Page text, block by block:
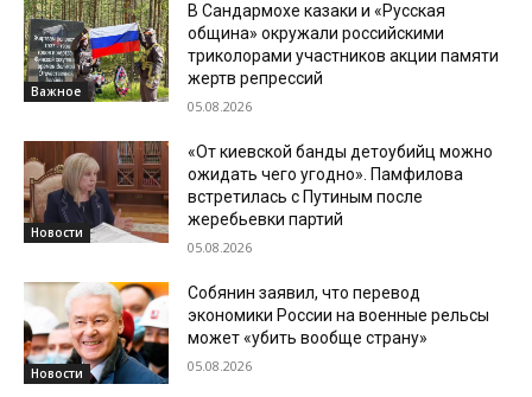
Важное
В Сандармохе казаки и «Русская
община» окружали российскими
триколорами участников акции памяти
жертв репрессий
05.08.2026
Новости
«От киевской банды детоубийц можно
ожидать чего угодно». Памфилова
встретилась с Путиным после
жеребьевки партий
05.08.2026
Новости
Собянин заявил, что перевод
экономики России на военные рельсы
может «убить вообще страну»
05.08.2026